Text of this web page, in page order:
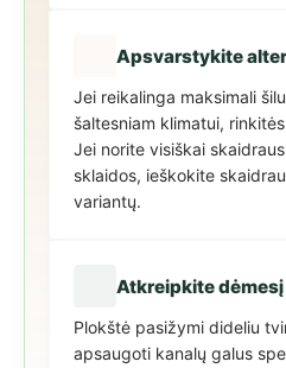
Apsvarstykite
Jei reikalinga maksimali
šaltesniam klimatui,
Jei norite visiškai
sklaidos, ieškokite
variantų.
Atkreipkite dėmesį
Plokštė pasižymi dideliu
apsaugoti kanalų galus